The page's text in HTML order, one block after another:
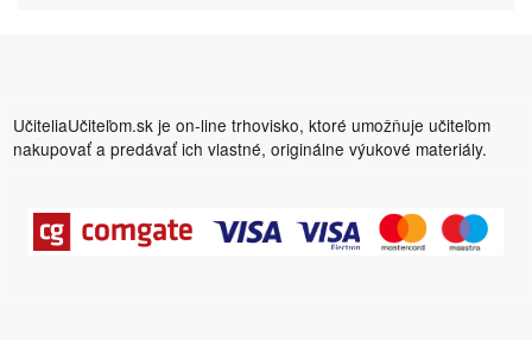
UčiteliaUčiteľom.sk je on-line trhovisko, ktoré umožňuje učiteľom
nakupovať a predávať ich vlastné, originálne výukové materiály.